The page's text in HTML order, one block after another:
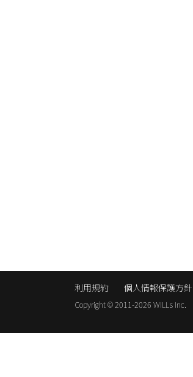
利用規約 個人情報保護方針
Copyright © 2011-2026 WILLs Inc.